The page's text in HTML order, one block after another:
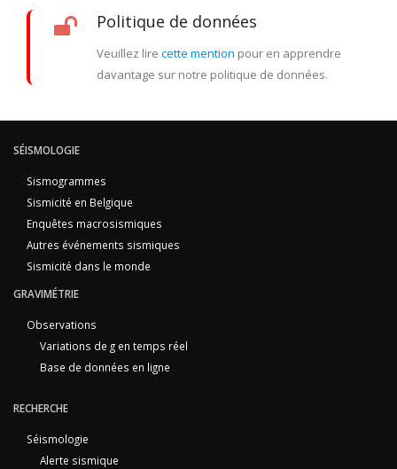
Politique de données
Veuillez lire cette mention pour en apprendre
davantage sur notre politique de données.
SÉISMOLOGIE
Sismogrammes
Sismicité en Belgique
Enquêtes macrosismiques
Autres événements sismiques
Sismicité dans le monde
GRAVIMÉTRIE
Observations
Variations de g en temps réel
Base de données en ligne
RECHERCHE
Séismologie
Alerte sismique